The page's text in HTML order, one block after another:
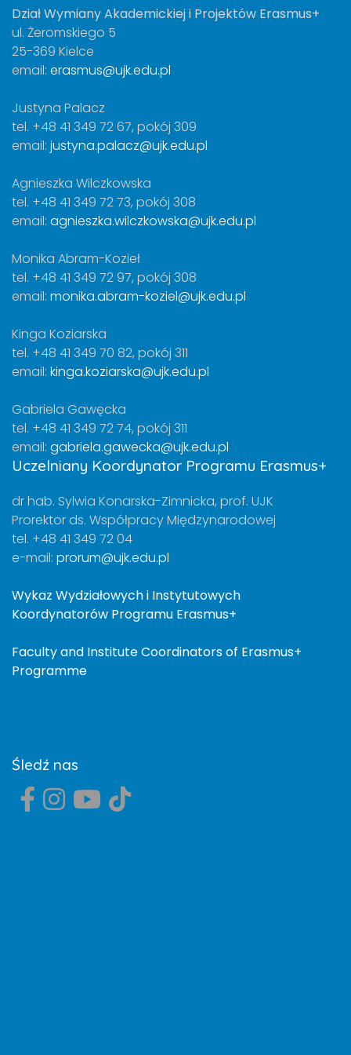
Dział Wymiany Akademickiej i Projektów Erasmus+
ul. Żeromskiego 5
25-369 Kielce
email: erasmus@ujk.edu.pl
Justyna Palacz
tel. +48 41 349 72 67, pokój 309
email: justyna.palacz@ujk.edu.pl
Agnieszka Wilczkowska
tel. +48 41 349 72 73, pokój 308
email: agnieszka.wilczkowska@ujk.edu.pl
Monika Abram-Kozieł
tel. +48 41 349 72 97, pokój 308
email: monika.abram-koziel@ujk.edu.pl
Kinga Koziarska
tel. +48 41 349 70 82, pokój 311
email: kinga.koziarska@ujk.edu.pl
Gabriela Gawęcka
tel. +48 41 349 72 74, pokój 311
email: gabriela.gawecka@ujk.edu.pl
Uczelniany Koordynator Programu Erasmus+
dr hab. Sylwia Konarska-Zimnicka, prof. UJK
Prorektor ds. Współpracy Międzynarodowej
tel. +48 41 349 72 04
e-mail: prorum@ujk.edu.pl
Wykaz Wydziałowych i Instytutowych
Koordynatorów Programu Erasmus+
Faculty and Institute Coordinators of Erasmus+
Programme
Śledź nas